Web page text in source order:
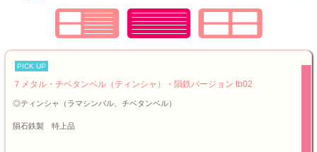
PICK UP
７メタル・チベタンベル（ティンシャ）・隕鉄バージョン tb02
◎ティンシャ（ラマシンバル、チベタンベル）
隕石鉄製 特上品